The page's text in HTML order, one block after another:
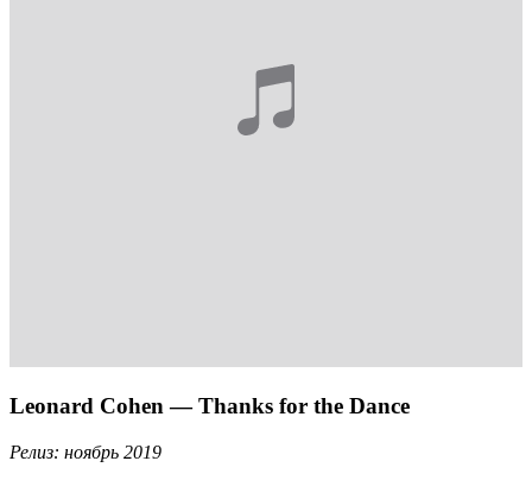
Leonard Cohen — Thanks for the Dance
Релиз: ноябрь 2019